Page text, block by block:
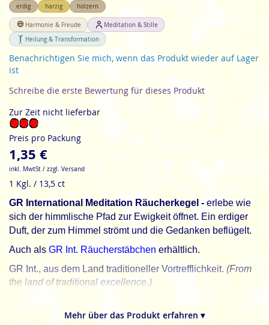
erdig harzig hölzern
Harmonie & Freude
Meditation & Stille
Heilung & Transformation
Benachrichtigen Sie mich, wenn das Produkt wieder auf Lager
ist
Schreibe die erste Bewertung für dieses Produkt
Zur Zeit nicht lieferbar
Preis pro Packung
1,35 €
inkl. MwtSt / zzgl. Versand
1 Kgl. / 13,5 ct
GR International Meditation Räucherkegel - erlebe wie
sich der himmlische Pfad zur Ewigkeit öffnet. Ein erdiger
Duft, der zum Himmel strömt und die Gedanken beflügelt.
Auch als GR Int. Räucherstäbchen erhältlich.
GR Int., aus dem Land traditioneller Vortrefflichkeit. (From
the land of traditional excellence.)
Handarbeit gefertigte Naturprodukte, ohne tierische,
Mehr über das Produkt erfahren ▾